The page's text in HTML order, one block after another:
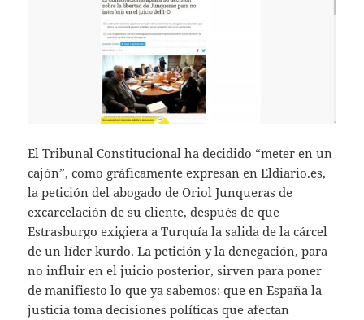
El Tribunal Constitucional ha decidido “meter en un
cajón”, como gráficamente expresan en Eldiario.es,
la petición del abogado de Oriol Junqueras de
excarcelación de su cliente, después de que
Estrasburgo exigiera a Turquía la salida de la cárcel
de un líder kurdo. La petición y la denegación, para
no influir en el juicio posterior, sirven para poner
de manifiesto lo que ya sabemos: que en España la
justicia toma decisiones políticas que afectan